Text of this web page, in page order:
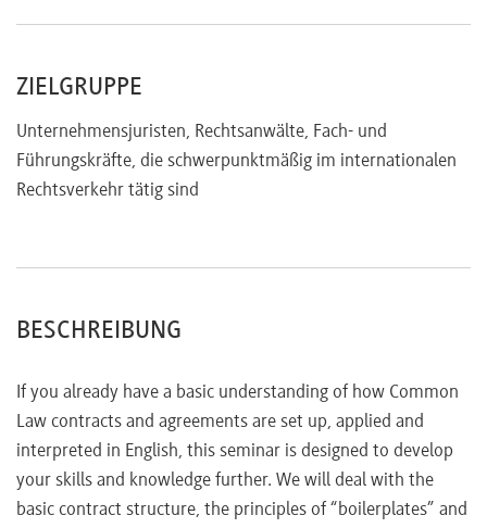
severability and severance
third party rights
Assignment & Novation
rights and duties and delegation
ending the existing contract
ZIELGRUPPE
Unternehmensjuristen, Rechtsanwälte, Fach- und
Führungskräfte, die schwerpunktmäßig im internationalen
Rechtsverkehr tätig sind
BESCHREIBUNG
If you already have a basic understanding of how Common
Law contracts and agreements are set up, applied and
interpreted in English, this seminar is designed to develop
your skills and knowledge further. We will deal with the
basic contract structure, the principles of “boilerplates” and